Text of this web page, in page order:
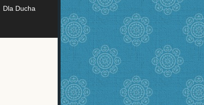
Dla Ducha